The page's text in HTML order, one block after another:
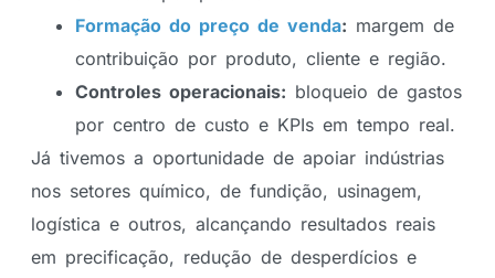
Formação do preço de venda: margem de
contribuição por produto, cliente e região.
Controles operacionais: bloqueio de gastos
por centro de custo e KPIs em tempo real.
Já tivemos a oportunidade de apoiar indústrias
nos setores químico, de fundição, usinagem,
logística e outros, alcançando resultados reais
em precificação, redução de desperdícios e